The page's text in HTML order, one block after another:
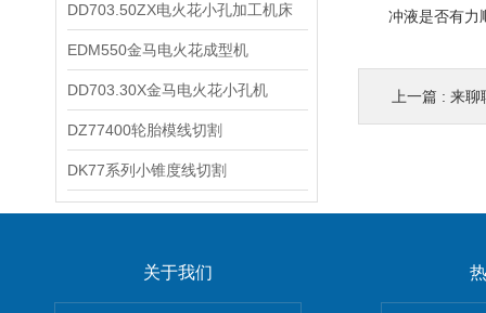
DD703.50ZX电火花小孔加工机床
EDM550金马电火花成型机
DD703.30X金马电火花小孔机
DZ77400轮胎模线切割
DK77系列小锥度线切割
冲液是否有力
上一篇 : 来聊
关于我们